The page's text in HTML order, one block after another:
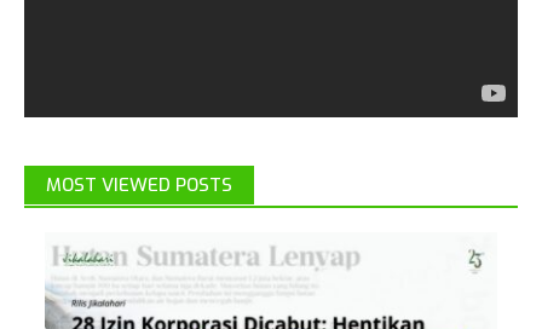
MOST VIEWED POSTS